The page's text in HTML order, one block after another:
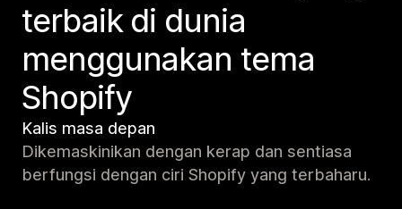
terbaik di dunia
menggunakan tema
Shopify
Kalis masa depan
Dikemaskinikan dengan kerap dan sentiasa
berfungsi dengan ciri Shopify yang terbaharu.